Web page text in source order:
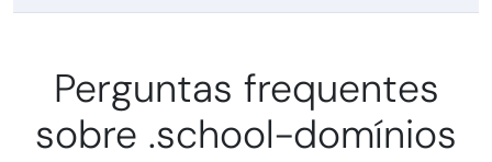
Perguntas frequentes
sobre .school-domínios